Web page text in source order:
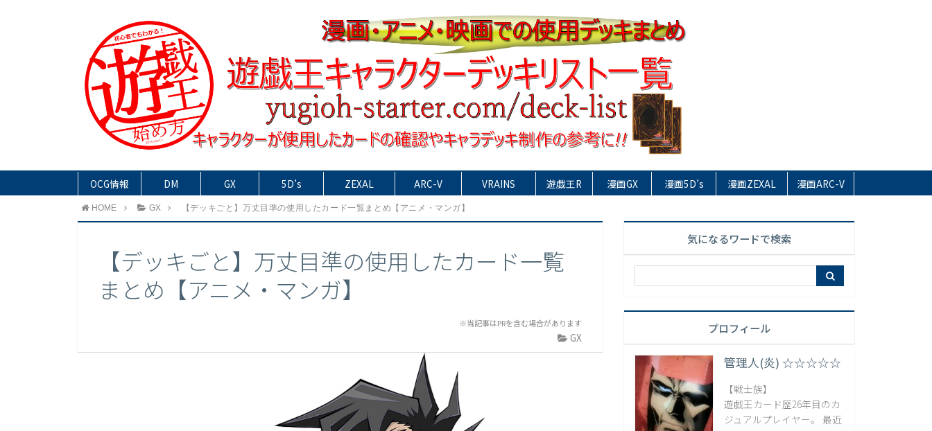
OCG情報 DM GX 5D’s ZEXAL ARC-V VRAINS 遊戯王R 漫画GX 漫画5D’s 漫画ZEXAL 漫画ARC-V
HOME GX 【デッキごと】万丈目準の使用したカード一覧まとめ【アニメ・マンガ】
【デッキごと】万丈目準の使用したカード一覧
まとめ【アニメ・マンガ】
※当記事はPRを含む場合があります
GX
気になるワードで検索
プロフィール
管理人(炎) ☆☆☆☆☆
【戦士族】
遊戯王カード歴26年目のカ
ジュアルプレイヤー。 最近